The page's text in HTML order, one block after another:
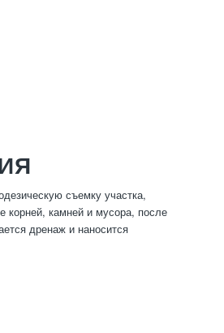
съемку участка,
корней, камней и мусора, после
дренаж и наносится